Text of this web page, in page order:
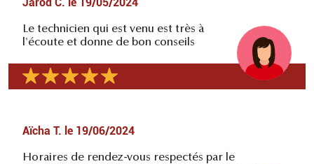
Le technicien qui est venu est très à
l'écoute et donne de bon conseils
Aïcha T. le 19/06/2024
Horaires de rendez-vous respectés par le